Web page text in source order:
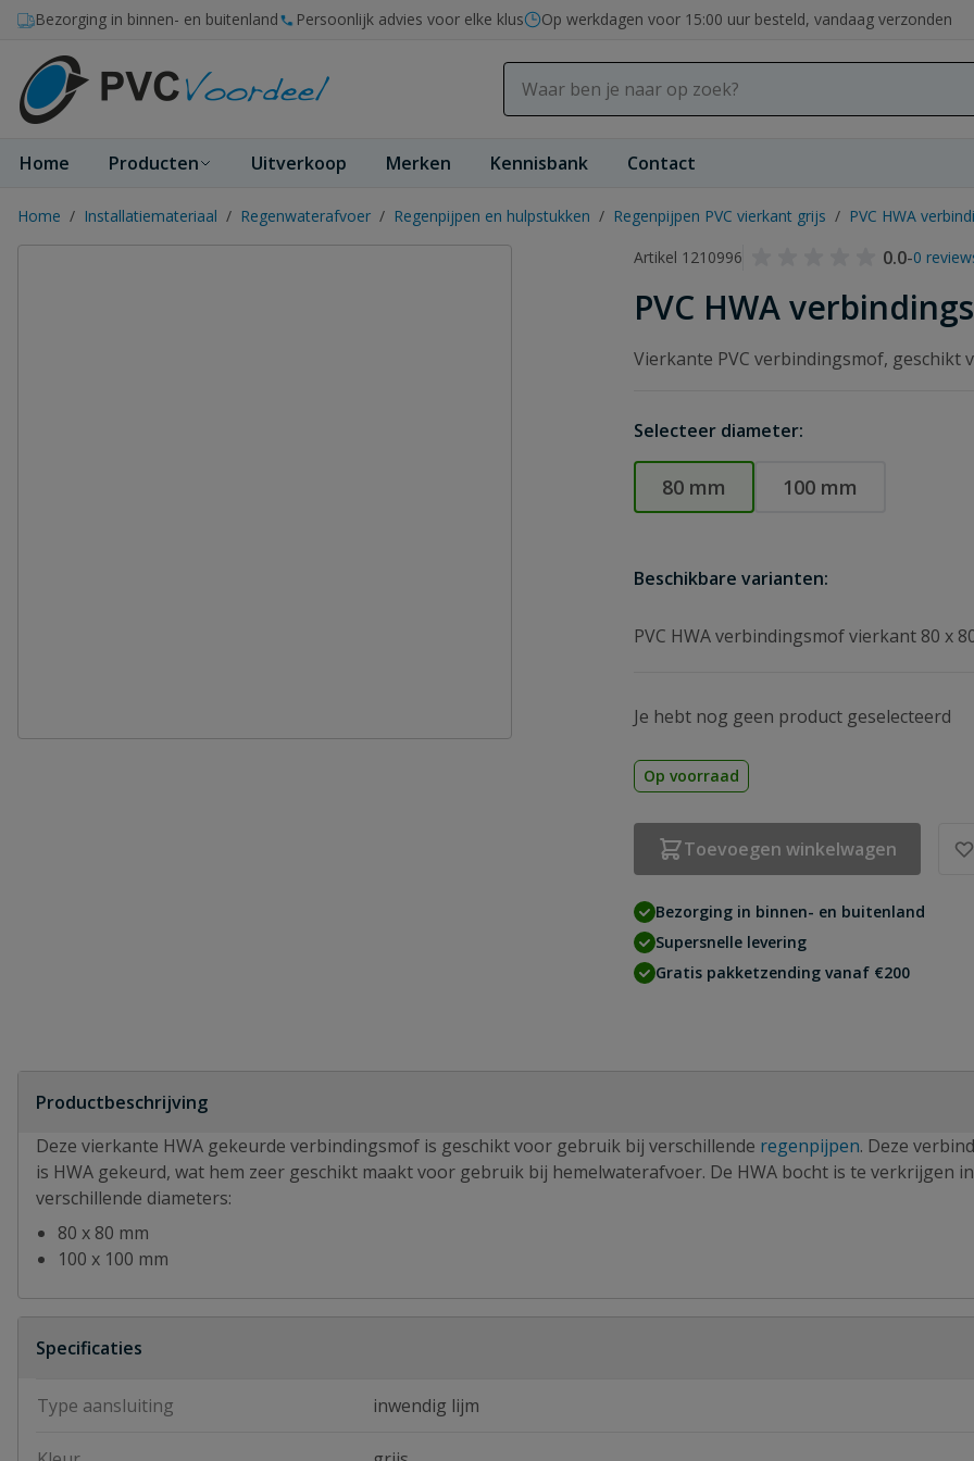
Ga naar de inhoud
Bezorging in binnen- en buitenland Persoonlijk advies voor elke klus Op werkdagen voor 15:00 uur besteld, vandaag verzonden
Home Producten Uitverkoop Merken Kennisbank Contact
Home / Installatiemateriaal / Regenwaterafvoer / Regenpijpen en hulpstukken / Regenpijpen PVC vierkant grijs / PVC HWA
Artikel 1210996
0.0-0
PVC HWA
Vierkante PVC verbindingsmof, geschikt
Selecteer diameter:
80 mm 100 mm
Beschikbare varianten:
PVC HWA verbindingsmof vierkant 80 x
Je hebt nog geen product geselecteerd
Op voorraad
Toevoegen winkelwagen
Bezorging in binnen- en buitenland
Supersnelle levering
Gratis pakketzending vanaf €200
Productbeschrijving
Deze vierkante HWA gekeurde verbindingsmof is geschikt voor gebruik bij verschillende regenpijpen. Deze
is HWA gekeurd, wat hem zeer geschikt maakt voor gebruik bij hemelwaterafvoer. De HWA bocht is te verkrijgen in
verschillende diameters:
80 x 80 mm
100 x 100 mm
Specificaties
Type aansluiting inwendig lijm